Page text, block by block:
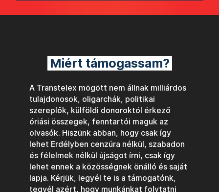
Miért támogassam?
A Transtelex mögött nem állnak milliárdos
tulajdonosok, oligarchák, politikai
szereplők, külföldi donoroktól érkező
óriási összegek, fenntartói maguk az
olvasók. Hiszünk abban, hogy csak így
lehet Erdélyben cenzúra nélkül, szabadon
és félelmek nélkül újságot írni, csak így
lehet ennek a közösségnek önálló és saját
lapja. Kérjük, legyél te is a támogatónk,
tegyél azért, hogy munkánkat folytatni